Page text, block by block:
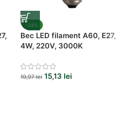
-24%
Bec LED filament A60, E27,
4W, 220V, 3000K
19,97lei 15,13 lei